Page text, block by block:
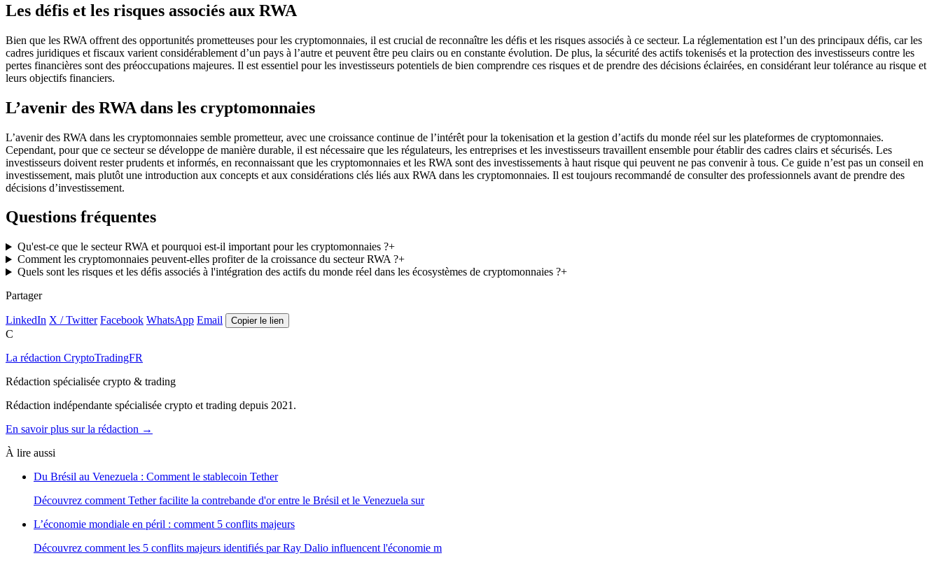
Les défis et les risques associés aux RWA
Bien que les RWA offrent des opportunités prometteuses pour les cryptomonnaies, il est crucial de reconnaître les défis et les risques associés à ce secteur. La réglementation est l’un des principaux défis, car les
cadres juridiques et fiscaux varient considérablement d’un pays à l’autre et peuvent être peu clairs ou en constante évolution. De plus, la sécurité des actifs tokenisés et la protection des investisseurs contre les
pertes financières sont des préoccupations majeures. Il est essentiel pour les investisseurs potentiels de bien comprendre ces risques et de prendre des décisions éclairées, en considérant leur tolérance au risque et
leurs objectifs financiers.
L’avenir des RWA dans les cryptomonnaies
L’avenir des RWA dans les cryptomonnaies semble prometteur, avec une croissance continue de l’intérêt pour la tokenisation et la gestion d’actifs du monde réel sur les plateformes de cryptomonnaies.
Cependant, pour que ce secteur se développe de manière durable, il est nécessaire que les régulateurs, les entreprises et les investisseurs travaillent ensemble pour établir des cadres clairs et sécurisés. Les
investisseurs doivent rester prudents et informés, en reconnaissant que les cryptomonnaies et les RWA sont des investissements à haut risque qui peuvent ne pas convenir à tous. Ce guide n’est pas un conseil en
investissement, mais plutôt une introduction aux concepts et aux considérations clés liés aux RWA dans les cryptomonnaies. Il est toujours recommandé de consulter des professionnels avant de prendre des
décisions d’investissement.
Questions fréquentes
Qu'est-ce que le secteur RWA et pourquoi est-il important pour les cryptomonnaies ?+
Comment les cryptomonnaies peuvent-elles profiter de la croissance du secteur RWA ?+
Quels sont les risques et les défis associés à l'intégration des actifs du monde réel dans les écosystèmes de cryptomonnaies ?+
Partager
LinkedIn X / Twitter Facebook WhatsApp Email Copier le lien
C
La rédaction CryptoTradingFR
Rédaction spécialisée crypto & trading
Rédaction indépendante spécialisée crypto et trading depuis 2021.
En savoir plus sur la rédaction →
À lire aussi
Du Brésil au Venezuela : Comment le stablecoin Tether
Découvrez comment Tether facilite la contrebande d'or entre le Brésil et le Venezuela sur
L’économie mondiale en péril : comment 5 conflits majeurs
Découvrez comment les 5 conflits majeurs identifiés par Ray Dalio influencent l'économie m